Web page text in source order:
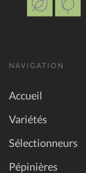
NAVIGATION
Accueil
Variétés
Sélectionneurs
Pépinières